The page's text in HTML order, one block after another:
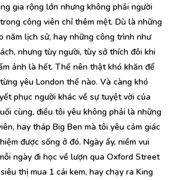
gia rộng lớn nhưng không phải người
công viên chỉ thêm mệt. Dù là những
năm lịch sử, hay những công trình như
nhưng tùy người, tùy sở thích đôi khi
ảnh là hết. Thế nên thật khó khăn để
yêu London thế nào. Và càng khó
phục người khác về sự tuyệt vời của
cùng, điều tôi yêu không phải là những
hay tháp Big Ben mà tôi yêu cảm giác
được sống ở đó. Ngày ấy, niềm vui
ngày đi học về lượn qua Oxford Street
thị mua 1 cái kem, hay chạy ra King